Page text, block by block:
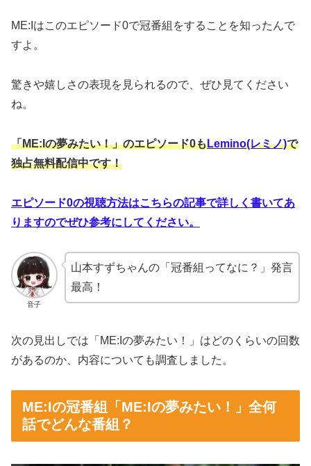
ME:Iはこのエピソード0で冠番組をすることを知ったんで
すよ。
驚きや嬉しさの表現を見られるので、ぜひ見てください
ね。
「ME:Iの夢みたい！」のエピソード0もLemino(レミノ)で
独占無料配信中です！
エピソード0の視聴方法はこちらの記事で詳しく書いてあ
りますのでぜひ参考にしてください。
音子
山本すずちゃんの「冠番組ってなに？」発言
最高！
次の見出しでは「ME:Iの夢みたい！」はどのくらいの回数
があるのか、内容についても調査しました。
ME:Iの冠番組「ME:Iの夢みたい！」全何
話でどんな番組？